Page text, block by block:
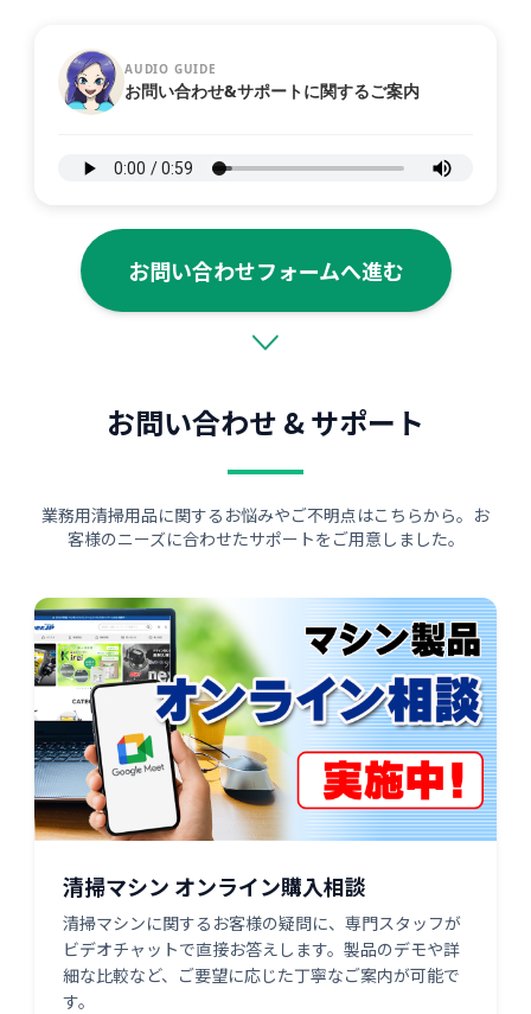
AUDIO GUIDE
お問い合わせ&サポートに関するご案内
お問い合わせフォームへ進む
お問い合わせ & サポート
業務用清掃用品に関するお悩みやご不明点はこちらから。お
客様のニーズに合わせたサポートをご用意しました。
清掃マシン オンライン購入相談
清掃マシンに関するお客様の疑問に、専門スタッフが
ビデオチャットで直接お答えします。製品のデモや詳
細な比較など、ご要望に応じた丁寧なご案内が可能で
す。